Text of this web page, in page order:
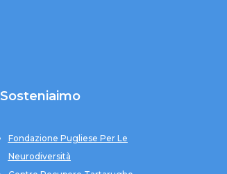
Sosteniaimo
Fondazione Pugliese Per Le
Neurodiversità